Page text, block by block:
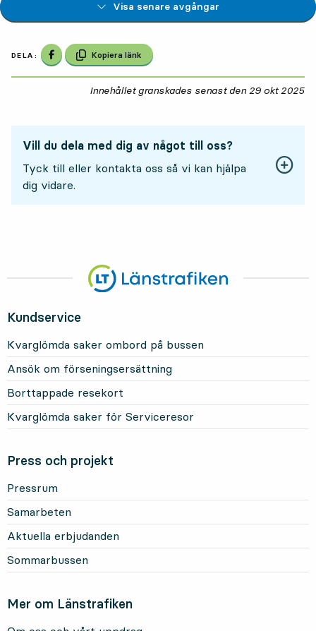
Visa senare avgångar
DELA: Dela på Facebook
Kopiera länk
Innehållet granskades senast den 29 okt 2025
Vill du dela med dig av något till oss?
Tyck till eller kontakta oss så vi kan hjälpa
dig vidare.
Kundservice
Kvarglömda saker ombord på bussen
Ansök om förseningsersättning
Borttappade resekort
Kvarglömda saker för Serviceresor
Press och projekt
Pressrum
Samarbeten
Aktuella erbjudanden
Sommarbussen
Mer om Länstrafiken